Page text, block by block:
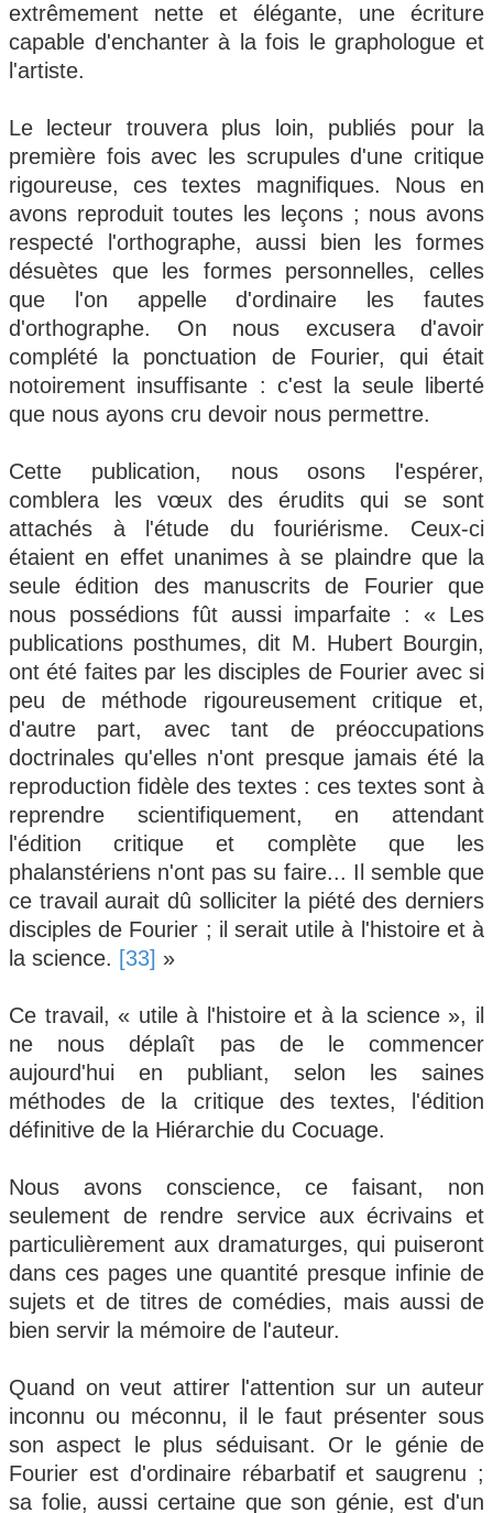
extrêmement nette et élégante, une écriture
capable d'enchanter à la fois le graphologue et
l'artiste.
Le lecteur trouvera plus loin, publiés pour la
première fois avec les scrupules d'une critique
rigoureuse, ces textes magnifiques. Nous en
avons reproduit toutes les leçons ; nous avons
respecté l'orthographe, aussi bien les formes
désuètes que les formes personnelles, celles
que l'on appelle d'ordinaire les fautes
d'orthographe. On nous excusera d'avoir
complété la ponctuation de Fourier, qui était
notoirement insuffisante : c'est la seule liberté
que nous ayons cru devoir nous permettre.
Cette publication, nous osons l'espérer,
comblera les vœux des érudits qui se sont
attachés à l'étude du fouriérisme. Ceux-ci
étaient en effet unanimes à se plaindre que la
seule édition des manuscrits de Fourier que
nous possédions fût aussi imparfaite : « Les
publications posthumes, dit M. Hubert Bourgin,
ont été faites par les disciples de Fourier avec si
peu de méthode rigoureusement critique et,
d'autre part, avec tant de préoccupations
doctrinales qu'elles n'ont presque jamais été la
reproduction fidèle des textes : ces textes sont à
reprendre scientifiquement, en attendant
l'édition critique et complète que les
phalanstériens n'ont pas su faire... Il semble que
ce travail aurait dû solliciter la piété des derniers
disciples de Fourier ; il serait utile à l'histoire et à
la science. [33] »
Ce travail, « utile à l'histoire et à la science », il
ne nous déplaît pas de le commencer
aujourd'hui en publiant, selon les saines
méthodes de la critique des textes, l'édition
définitive de la Hiérarchie du Cocuage.
Nous avons conscience, ce faisant, non
seulement de rendre service aux écrivains et
particulièrement aux dramaturges, qui puiseront
dans ces pages une quantité presque infinie de
sujets et de titres de comédies, mais aussi de
bien servir la mémoire de l'auteur.
Quand on veut attirer l'attention sur un auteur
inconnu ou méconnu, il le faut présenter sous
son aspect le plus séduisant. Or le génie de
Fourier est d'ordinaire rébarbatif et saugrenu ;
sa folie, aussi certaine que son génie, est d'un